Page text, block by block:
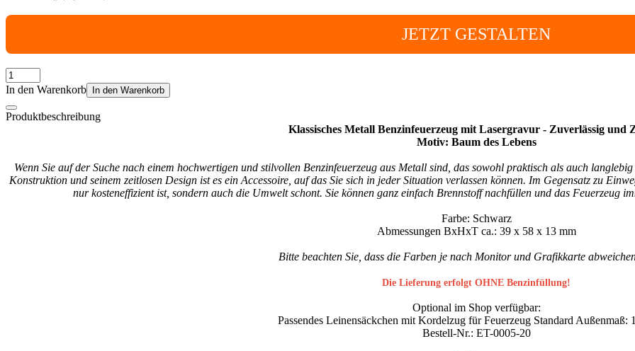
JETZT GESTALTEN
In den Warenkorb In den Warenkorb
Produktbeschreibung
Klassisches Metall Benzinfeuerzeug mit Lasergravur - Zuverlässig und
Motiv: Baum des Lebens
Wenn Sie auf der Suche nach einem hochwertigen und stilvollen Benzinfeuerzeug aus Metall sind, das sowohl praktisch als auch
Konstruktion und seinem zeitlosen Design ist es ein Accessoire, auf das Sie sich in jeder Situation verlassen können. Im Gegensatz zu
nur kosteneffizient ist, sondern auch die Umwelt schont. Sie können ganz einfach Brennstoff nachfüllen und das Feuerzeug
Farbe: Schwarz
Abmessungen BxHxT ca.: 39 x 58 x 13 mm
Bitte beachten Sie, dass die Farben je nach Monitor und Grafikkarte
Die Lieferung erfolgt OHNE Benzinfüllung!
Optional im Shop verfügbar:
Passendes Leinensäckchen mit Kordelzug für Feuerzeug Standard Außenmaß:
Bestell-Nr.: ET-0005-20